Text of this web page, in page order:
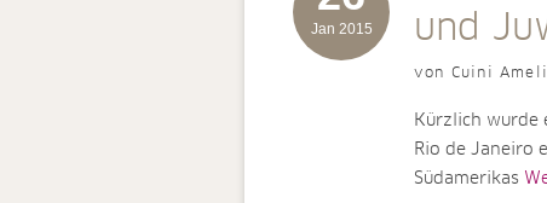
Jan 2015
und
von Cuini
Kürzlich wurde
Rio de Janeiro
Südamerikas